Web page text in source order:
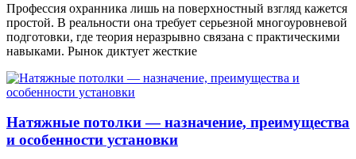
Профессия охранника лишь на поверхностный взгляд кажется
простой. В реальности она требует серьезной многоуровневой
подготовки, где теория неразрывно связана с практическими
навыками. Рынок диктует жесткие
Натяжные потолки — назначение, преимущества
и особенности установки